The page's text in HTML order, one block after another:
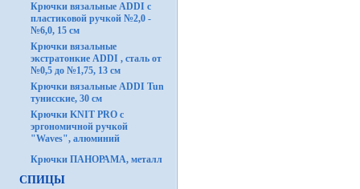
Крючки вязальные ADDI с
пластиковой ручкой №2,0 -
№6,0, 15 см
Крючки вязальные
экстратонкие ADDI , сталь от
№0,5 до №1,75, 13 см
Крючки вязальные ADDI Tun
тунисские, 30 см
Крючки KNIT PRO с
эргономичной ручкой
"Waves", алюминий
Крючки ПАНОРАМА, металл
СПИЦЫ